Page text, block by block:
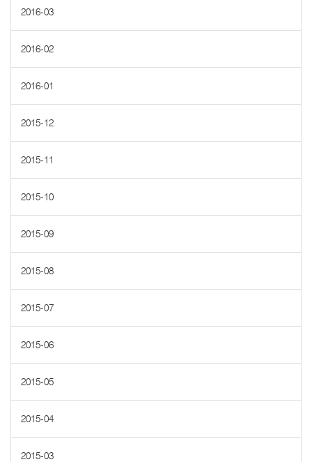
2016-03
2016-02
2016-01
2015-12
2015-11
2015-10
2015-09
2015-08
2015-07
2015-06
2015-05
2015-04
2015-03